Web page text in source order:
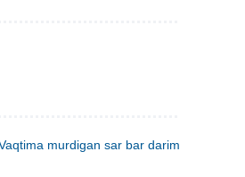
murdigan sar bar darim